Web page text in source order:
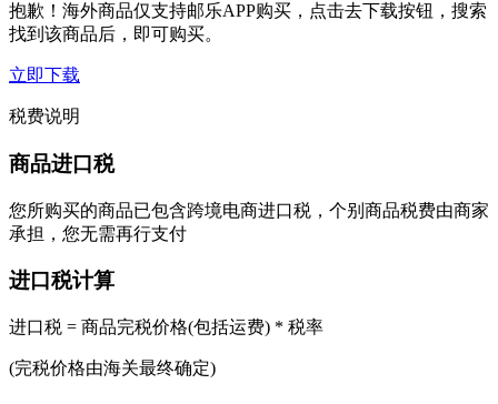
抱歉！海外商品仅支持邮乐APP购买，点击去下载按钮，搜索
找到该商品后，即可购买。
立即下载
税费说明
商品进口税
您所购买的商品已包含跨境电商进口税，个别商品税费由商家
承担，您无需再行支付
进口税计算
进口税 = 商品完税价格(包括运费) * 税率
(完税价格由海关最终确定)